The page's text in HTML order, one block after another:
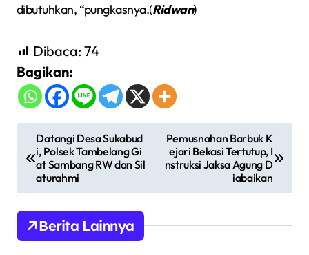
dibutuhkan, “pungkasnya.(Ridwan)
Dibaca: 74
Bagikan:
a
a
Datangi Desa Sukabud
i, Polsek Tambelang Gi
at Sambang RW dan Sil
aturahmi
Pemusnahan Barbuk K
ejari Bekasi Tertutup, I
nstruksi Jaksa Agung D
iabaikan
Berita Lainnya